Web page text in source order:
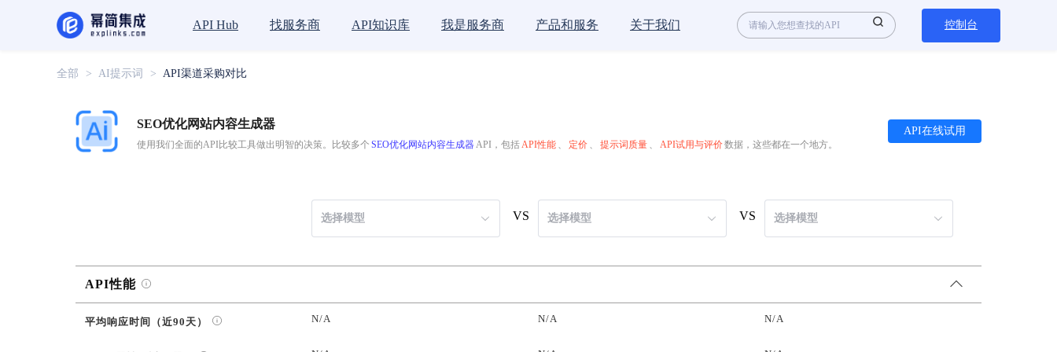
API Hub 找服务商 API知识库 我是服务商 产品和服务 关于我们 控制台
全部 > AI提示词 > API渠道采购对比
SEO优化网站内容生成器
使用我们全面的API比较工具做出明智的决策。比较多个 SEO优化网站内容生成器 API，包括 API性能 定价 提示词质量 API试用与评价数据，这些都在一个地方。
API在线试用
选择模型 VS 选择模型 VS 选择模型
API性能
平均响应时间（近90天） N/A N/A N/A